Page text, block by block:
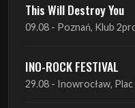
This Will Destroy You
09.08 - Poznań, Klub
INO-ROCK FESTIVAL
29.08 - Inowrocław,